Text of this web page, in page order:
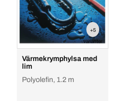
+5
varianter
Värmekrymphylsa med
lim
Polyolefin, 1.2 m